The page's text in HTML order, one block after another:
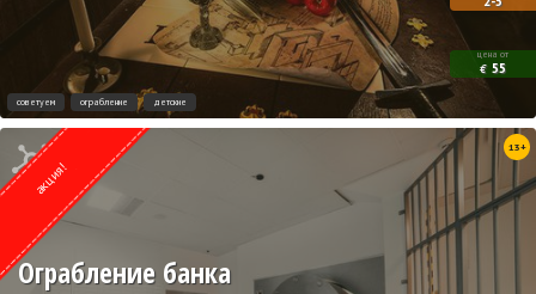
цена от
€ 55
советуем ограбление детские
акция!
13+
Ограбление банка